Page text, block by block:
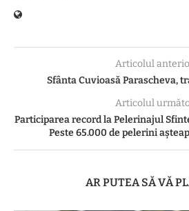
Articolul
Sfânta Cuvioasă Parascheva,
Articolul
Participarea record la Pelerinajul
Peste 65.000 de pelerini
AR PUTEA SĂ VĂ